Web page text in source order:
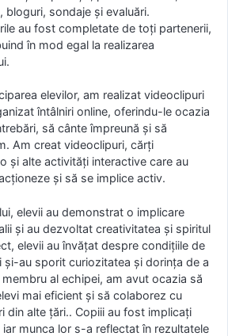
bloguri, sondaje și evaluări.
au fost completate de toți partenerii,
în mod egal la realizarea
elevilor, am realizat videoclipuri
întâlniri online, oferindu-le ocazia
să cânte împreună și să
Am creat videoclipuri, cărți
și alte activități interactive care au
și să se implice activ.
elevii au demonstrat o implicare
și au dezvoltat creativitatea și spiritul
elevii au învățat despre condițiile de
și-au sporit curiozitatea și dorința de a
al echipei, am avut ocazia să
mai eficient și să colaborez cu
din alte țări.. Copiii au fost implicați
munca lor s-a reflectat în rezultatele